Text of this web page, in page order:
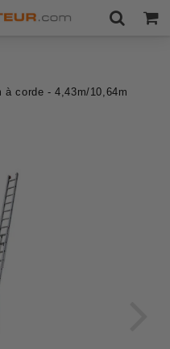
à corde - 4,43m/10,64m